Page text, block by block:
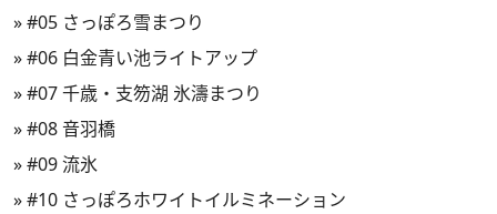
»#05 さっぽろ雪まつり
»#06 白金青い池ライトアップ
»#07 千歳・支笏湖 氷濤まつり
»#08 音羽橋
»#09 流氷
»#10 さっぽろホワイトイルミネーション